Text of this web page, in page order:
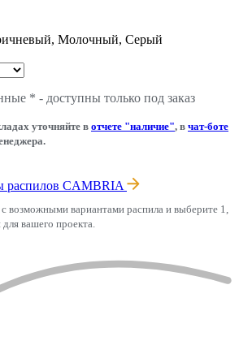
Молочный, Серый
* - доступны только под заказ
уточняйте в отчете "наличие", в чат-боте
распилов CAMBRIA
с возможными вариантами распила и выберите 1,
вашего проекта.